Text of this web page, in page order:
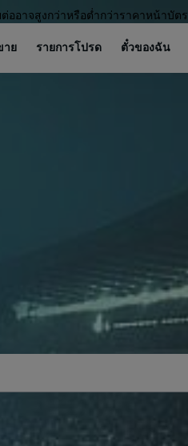
อาจสูงกว่าหรือต่ำกว่าราคาหน้าบัตร
าย รายการโปรด ตั๋วของฉัน